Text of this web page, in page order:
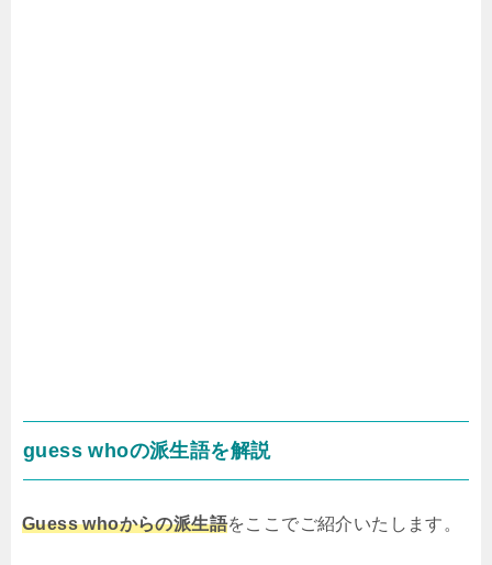
guess whoの派生語を解説
Guess whoからの派生語をここでご紹介いたします。